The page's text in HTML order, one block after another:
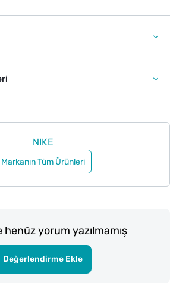
NIKE
Markanın Tüm Ürünleri
henüz yorum yazılmamış
Değerlendirme Ekle